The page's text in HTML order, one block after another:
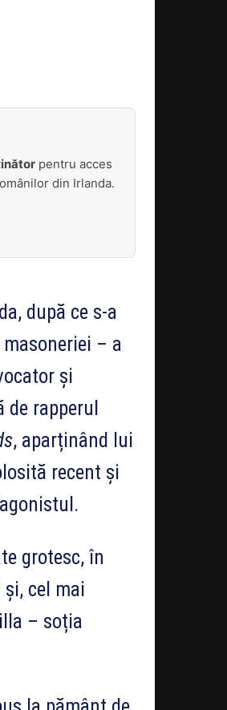
pentru acces
din Irlanda.
după ce s-a
– a
și
rapperul
, aparținând lui
recent și
grotesc, în
cel mai
– soția